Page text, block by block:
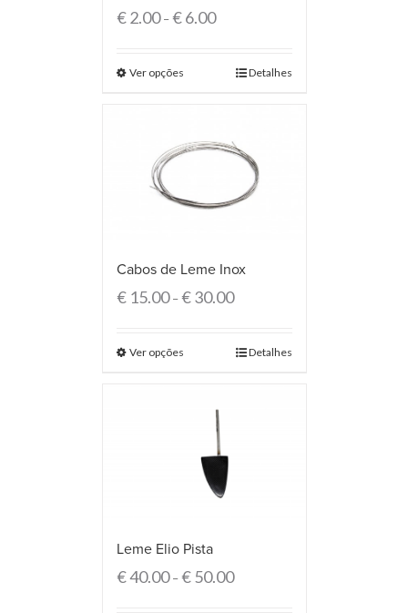
€2.00–€6.00
Ver opções Detalhes
Cabos de Leme Inox
€15.00–€30.00
Ver opções Detalhes
Leme Elio Pista
€40.00–€50.00